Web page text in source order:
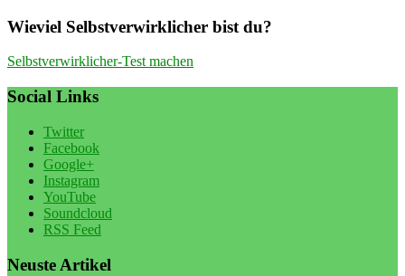
Wieviel Selbstverwirklicher bist du?
Selbstverwirklicher-Test machen
Social Links
Twitter
Facebook
Google+
Instagram
YouTube
Soundcloud
RSS Feed
Neuste Artikel